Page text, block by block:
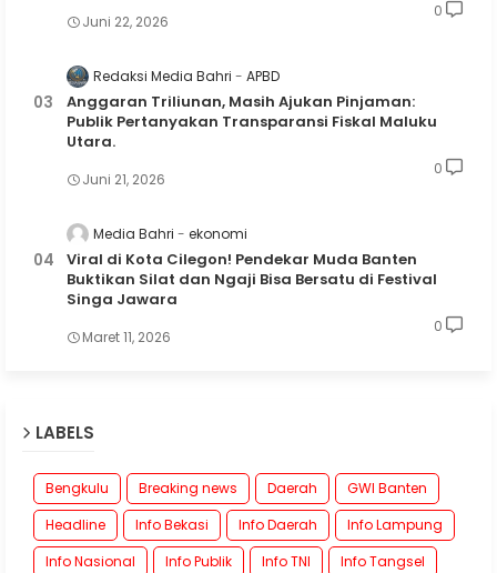
Juni 22, 2026
0
Redaksi Media Bahri APBD
Anggaran Triliunan, Masih Ajukan Pinjaman:
Publik Pertanyakan Transparansi Fiskal Maluku
Utara.
Juni 21, 2026
0
Media Bahri ekonomi
Viral di Kota Cilegon! Pendekar Muda Banten
Buktikan Silat dan Ngaji Bisa Bersatu di Festival
Singa Jawara
Maret 11, 2026
0
LABELS
Bengkulu Breaking news Daerah
GWI Banten
Headline
Info Bekasi Info Daerah
Info Lampung
Info Nasional
Info Publik Info TNI
Info Tangsel